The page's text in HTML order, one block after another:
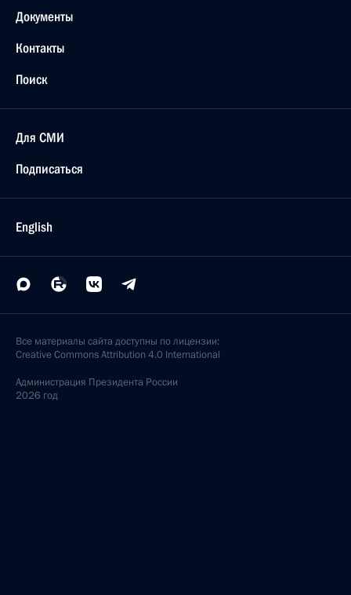
Документы
Контакты
Поиск
Для СМИ
Подписаться
English
Все материалы сайта доступны по лицензии:
Creative Commons Attribution 4.0 International
Администрация Президента России
2026 год